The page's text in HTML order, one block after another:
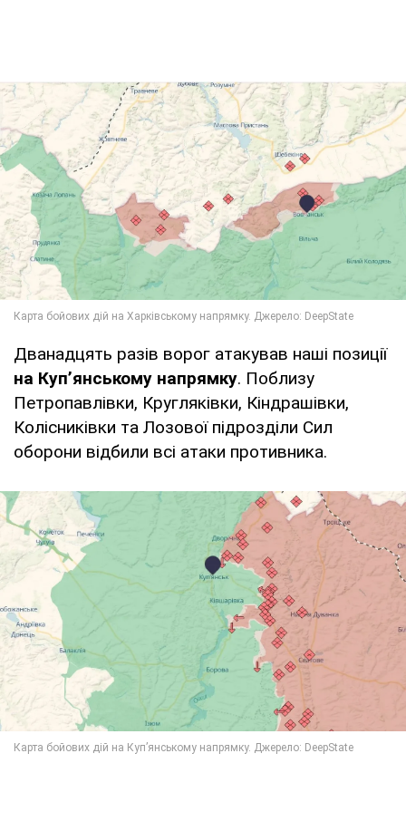
Дванадцять разів ворог атакував наші позиції
на Куп’янському напрямку. Поблизу
Петропавлівки, Кругляківки, Кіндрашівки,
Колісниківки та Лозової підрозділи Сил
оборони відбили всі атаки противника.